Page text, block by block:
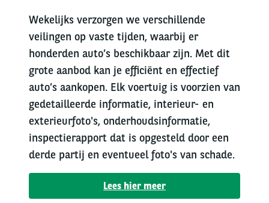
Wekelijks verzorgen we verschillende
veilingen op vaste tijden, waarbij er
honderden auto’s beschikbaar zijn. Met dit
grote aanbod kan je efficiënt en effectief
auto’s aankopen. Elk voertuig is voorzien van
gedetailleerde informatie, interieur- en
exterieurfoto's, onderhoudsinformatie,
inspectierapport dat is opgesteld door een
derde partij en eventueel foto's van schade.
Lees hier meer